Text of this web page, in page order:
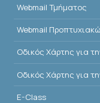
Webmail Τμήματος
Webmail
Οδικός Χάρτης για
Οδικός Χάρτης για
E-Class